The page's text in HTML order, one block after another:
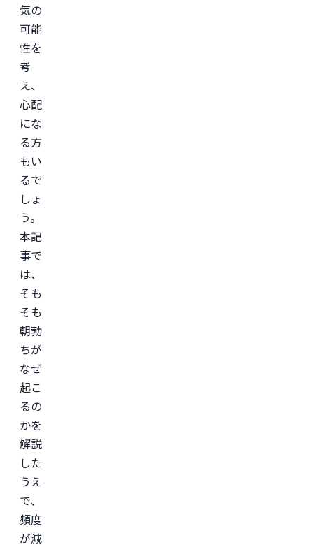
気の
可能
性を
考
え、
心配
にな
る方
もい
るで
しょ
う。
本記
事で
は、
そも
そも
朝勃
ちが
なぜ
起こ
るの
かを
解説
した
うえ
で、
頻度
が減